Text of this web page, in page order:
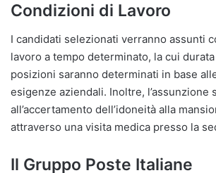
Condizioni di Lavoro
I candidati selezionati verranno assunti
lavoro a tempo determinato, la cui
posizioni saranno determinati in base
esigenze aziendali. Inoltre, l’assunzione
all’accertamento dell’idoneità alla
attraverso una visita medica presso la
Il Gruppo Poste Italiane